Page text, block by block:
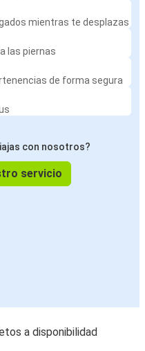
mientras te desplazas
las piernas
de forma segura
con nosotros?
servicio
a disponibilidad